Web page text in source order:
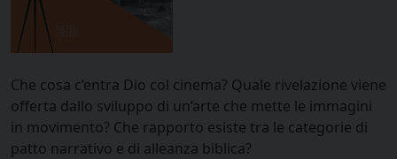
Che cosa c’entra Dio col cinema? Quale rivelazione viene
offerta dallo sviluppo di un’arte che mette le immagini
in movimento? Che rapporto esiste tra le categorie di
patto narrativo e di alleanza biblica?